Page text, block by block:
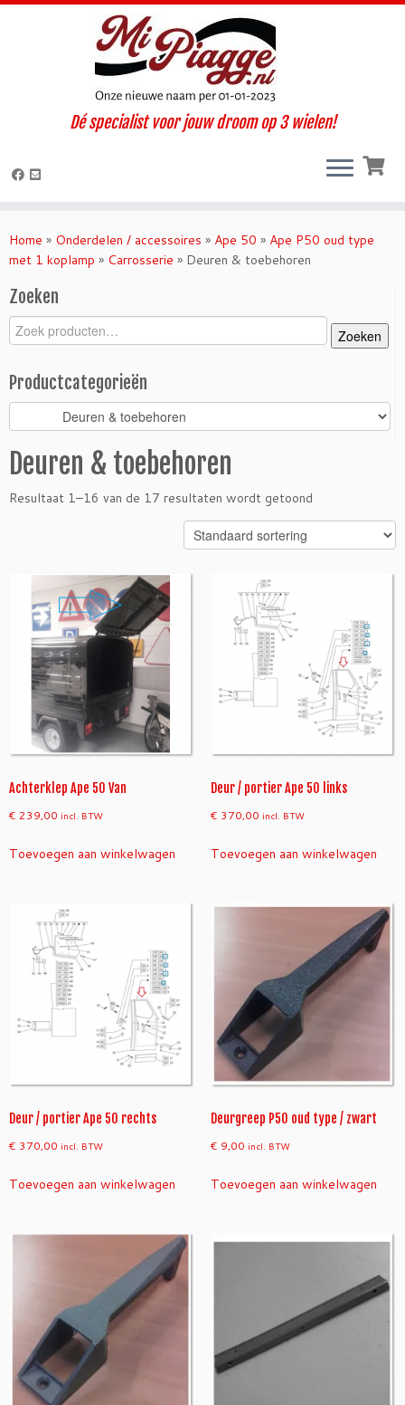
Wij zijn momenteel op vakantie t/m 30 augustus. Hierdoor zijn wij
telefonisch niet bereikbaar, maar e-mails worden wel beperkt
gelezen. Maandag 31 augustus staan wij weer voor u klaar!
inhoud
Dé specialist voor jouw droom op 3 wielen!
Home » Onderdelen / accessoires » Ape 50 » Ape P50 oud type
met 1 koplamp » Carrosserie » Deuren & toebehoren
Zoeken
Zoeken
naar:
Zoeken
Productcategorieën
Deuren & toebehoren
Resultaat 1–16 van de 17 resultaten wordt getoond
Achterklep Ape 50 Van
€ 239,00 incl. BTW
Toevoegen aan winkelwagen
Deur / portier Ape 50 links
€ 370,00 incl. BTW
Toevoegen aan winkelwagen
Deur / portier Ape 50 rechts
€ 370,00 incl. BTW
Toevoegen aan winkelwagen
Deurgreep P50 oud type / zwart
€ 9,00 incl. BTW
Toevoegen aan winkelwagen